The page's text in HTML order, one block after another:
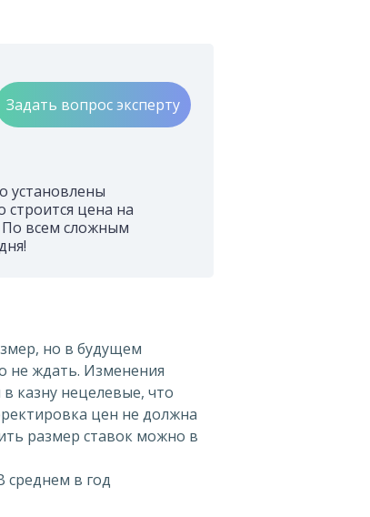
Задать вопрос эксперту
установлены
строится цена на
По всем сложным
но в будущем
не ждать. Изменения
казну нецелевые, что
цен не должна
размер ставок можно в
среднем в год